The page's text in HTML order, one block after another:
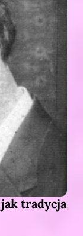
tradycja